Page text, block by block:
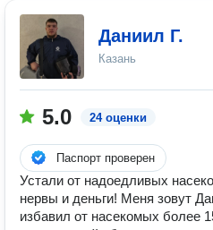
Даниил Г.
Казань
5.0 24 оценки
Паспорт проверен
Устали от надоедливых
нервы и деньги! Меня зовут
избавил от насекомых более